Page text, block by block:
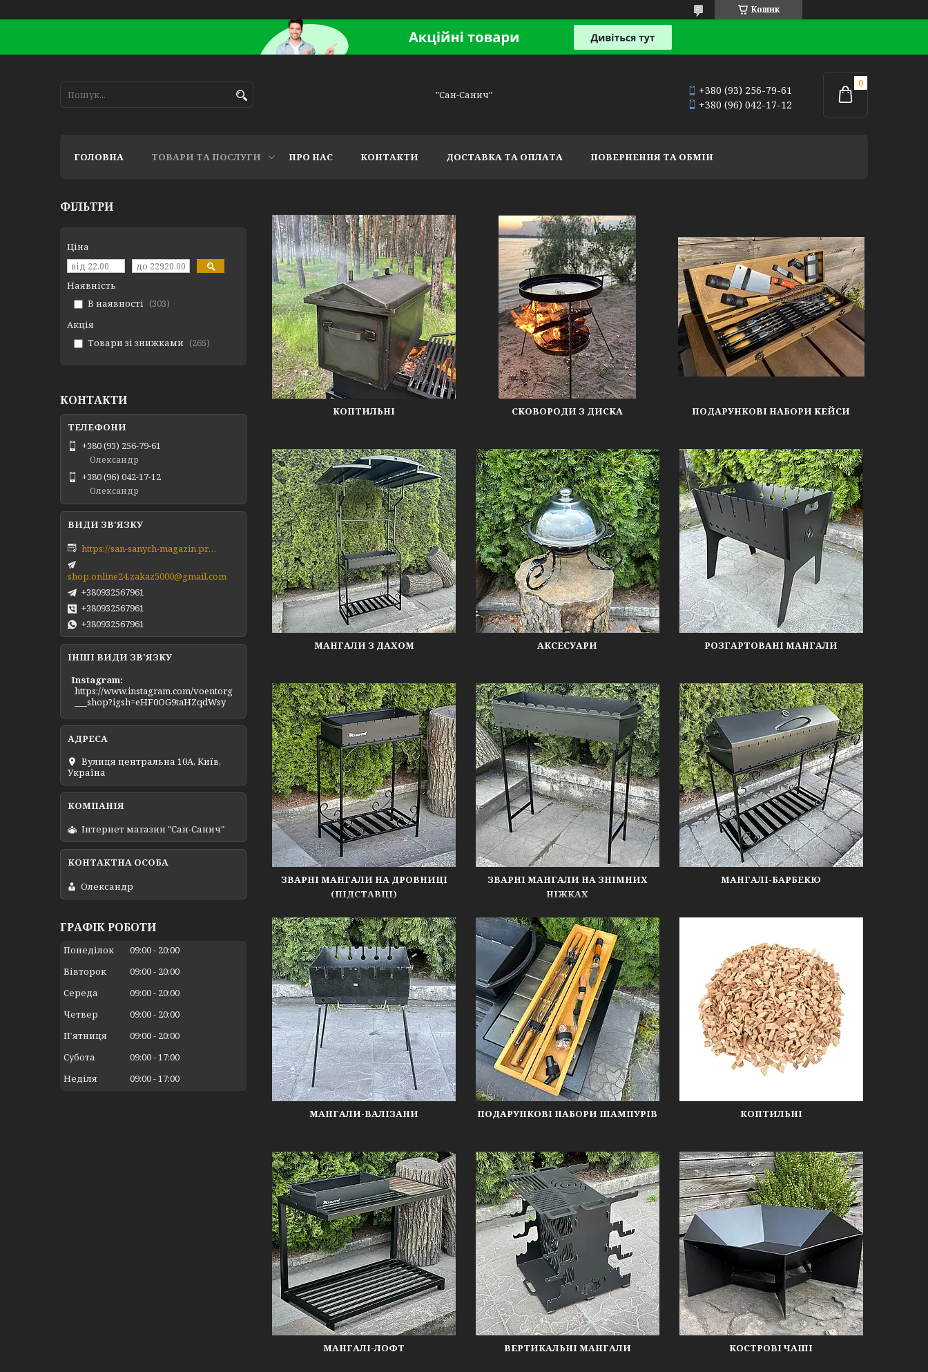
Кошик
"Сан-Санич"
+380 (93) 256-79-61
+380 (96) 042-17-12
ГОЛОВНА ТОВАРИ ТА ПОСЛУГИ ПРО НАС КОНТАКТИ ДОСТАВКА ТА ОПЛАТА ПОВЕРНЕННЯ ТА ОБМІН
КОПТИЛЬНІ СКОВОРОДИ З ДИСКА ПОДАРУНКОВІ НАБОРИ КЕЙСИ
МАНГАЛИ З ДАХОМ АКСЕСУАРИ РОЗГАРТОВАНІ МАНГАЛИ
ЗВАРНІ МАНГАЛИ НА ДРОВНИЦІ
(ПІДСТАВЦІ)
ЗВАРНІ МАНГАЛИ НА ЗНІМНИХ
НІЖКАХ
МАНГАЛІ-БАРБЕКЮ
МАНГАЛИ-ВАЛІЗАНИ ПОДАРУНКОВІ НАБОРИ ШАМПУРІВ КОПТИЛЬНІ
МАНГАЛІ-ЛОФТ ВЕРТИКАЛЬНІ МАНГАЛИ КОСТРОВІ ЧАШІ
ФІЛЬТРИ
Ціна
Наявність
В наявності
303
Акція
Товари зі знижками
265
КОНТАКТИ
+380 (93) 256-79-61
Олександр
+380 (96) 042-17-12
Олександр
https://san-sanych-magazin.prom.ua/ua/
shop.online24.zakaz5000@gmail.com
+380932567961
+380932567961
+380932567961
ІНШІ ВИДИ ЗВ'ЯЗКУ
Instagram
https://www.instagram.com/voentorg
___shop?igsh=eHF0OG9taHZqdWsy
Вулиця центральна 10А, Київ,
Україна
Інтернет магазин "Сан-Санич"
Олександр
ГРАФІК РОБОТИ
Понеділок 09:00
20:00
Вівторок
09:00
20:00
Середа
09:00
20:00
Четвер
09:00
20:00
Пʼятниця
09:00
20:00
Субота
09:00 17:00
Неділя
09:00 17:00